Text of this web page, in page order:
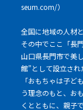
seum.com/）
全国に地域の人材
その中でここ「長
山口県長門市で美
館”として設立され
「おもちゃは子
う理念のもと、お
くとともに、親子